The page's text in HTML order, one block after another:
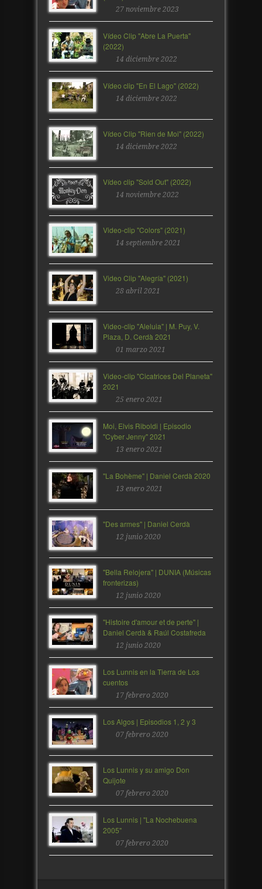
27 noviembre 2023
Vídeo Clip "Abre La Puerta"
(2022)
14 diciembre 2022
Vídeo clip "En El Lago" (2022)
14 diciembre 2022
Vídeo Clip "Rien de Moi" (2022)
14 diciembre 2022
Vídeo clip "Sold Out" (2022)
14 noviembre 2022
Video-clip "Colors" (2021)
14 septiembre 2021
Video Clip "Alegría" (2021)
28 abril 2021
Video-clip "Aleluia" | M. Puy, V.
Plaza, D. Cerdà 2021
01 marzo 2021
Video-clip "Cicatrices Del Planeta"
2021
25 enero 2021
Moi, Elvis Riboldi | Episodio
"Cyber Jenny" 2021
13 enero 2021
"La Bohème" | Daniel Cerdà 2020
13 enero 2021
"Des armes" | Daniel Cerdà
12 junio 2020
"Bella Relojera" | DUNIA (Músicas
fronterizas)
12 junio 2020
"Histoire d'amour et de perte" |
Daniel Cerdà & Raúl Costafreda
12 junio 2020
Los Lunnis en la Tierra de Los
cuentos
17 febrero 2020
Los Algos | Episodios 1, 2 y 3
07 febrero 2020
Los Lunnis y su amigo Don
Quijote
07 febrero 2020
Los Lunnis | "La Nochebuena
2005"
07 febrero 2020